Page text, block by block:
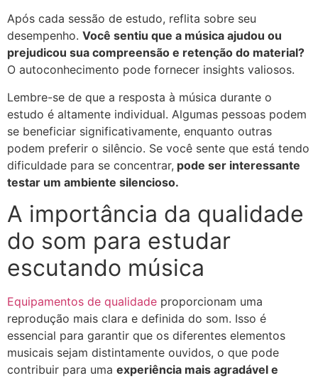
Após cada sessão de estudo, reflita sobre seu
desempenho. Você sentiu que a música ajudou ou
prejudicou sua compreensão e retenção do material?
O autoconhecimento pode fornecer insights valiosos.
Lembre-se de que a resposta à música durante o
estudo é altamente individual. Algumas pessoas podem
se beneficiar significativamente, enquanto outras
podem preferir o silêncio. Se você sente que está tendo
dificuldade para se concentrar, pode ser interessante
testar um ambiente silencioso.
A importância da qualidade
do som para estudar
escutando música
Equipamentos de qualidade proporcionam uma
reprodução mais clara e definida do som. Isso é
essencial para garantir que os diferentes elementos
musicais sejam distintamente ouvidos, o que pode
contribuir para uma experiência mais agradável e